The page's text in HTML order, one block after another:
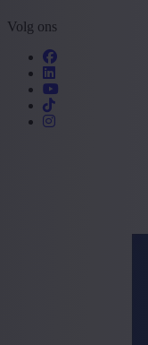
Volg ons